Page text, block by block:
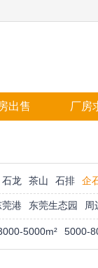
出售 厂房
石龙 茶山 石排 企
莞港 东莞生态园 周
5000m² 5000-